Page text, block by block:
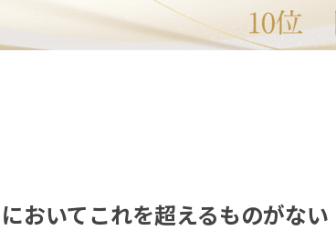
おいてこれを超えるものがない